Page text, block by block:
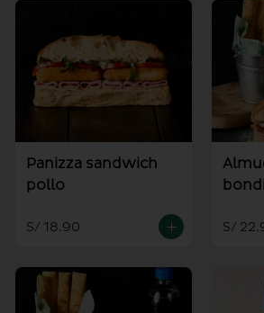
Panizza sandwich
pollo
S/ 18.90 S/